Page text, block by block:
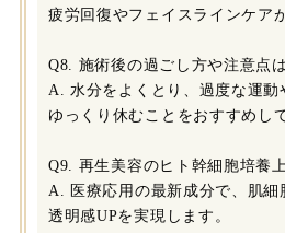
疲労回復やフェイスラインケア
Q8. 施術後の過ごし方や注意点
A. 水分をよくとり、過度な運動
ゆっくり休むことをおすすめし
Q9. 再生美容のヒト幹細胞培養
A. 医療応用の最新成分で、肌細
透明感UPを実現します。